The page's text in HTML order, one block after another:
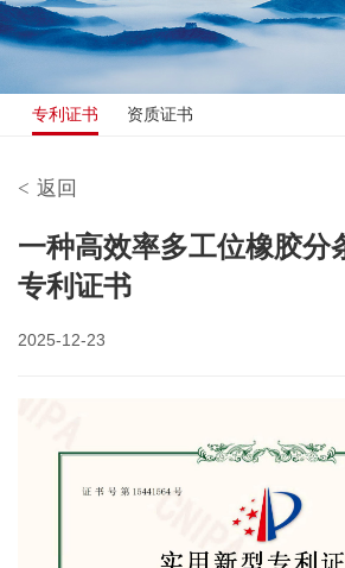
专利证书 资质证书
< 返回
一种高效率多工位橡胶分
专利证书
2025-12-23